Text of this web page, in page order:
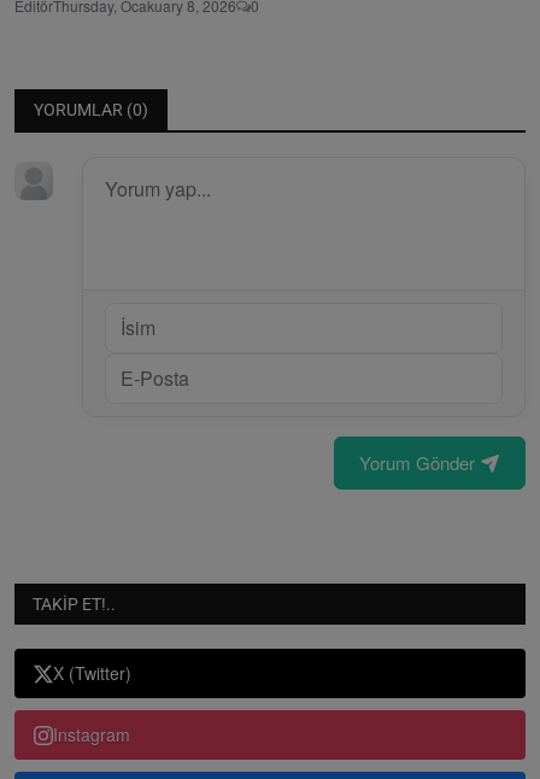
EditörThursday, Ocakuary 8, 2026 0
YORUMLAR (0)
Yorum Gönder
TAKIP ET!..
X (Twitter)
Instagram